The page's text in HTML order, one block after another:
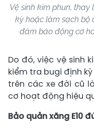
Vệ sinh kim phun,
kỳ hoặc làm sạch bộ
đảm bảo động cơ
Do đó, việc vệ sinh
kiểm tra bugi định
trên các xe đời cũ
cơ hoạt động hiệu
Bảo quản xăng E10